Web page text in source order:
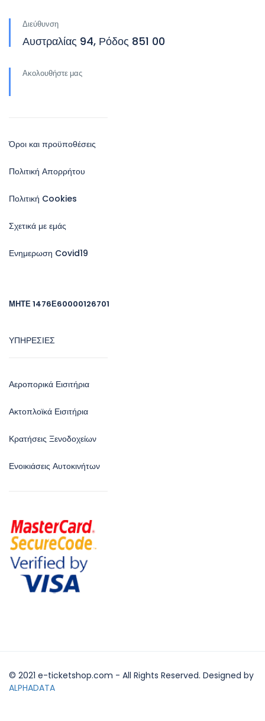
Διεύθυνση
Αυστραλίας 94, Ρόδος 851 00
Ακολουθήστε μας
Όροι και προϋποθέσεις
Πολιτική Απορρήτου
Πολιτική Cookies
Σχετικά με εμάς
Ενημερωση Covid19
ΜΗΤΕ 1476Ε60000126701
ΥΠΗΡΕΣΙΕΣ
Αεροπορικά Εισιτήρια
Ακτοπλοϊκά Εισιτήρια
Κρατήσεις Ξενοδοχείων
Ενοικιάσεις Αυτοκινήτων
© 2021 e-ticketshop.com - All Rights Reserved. Designed by
ALPHADATA